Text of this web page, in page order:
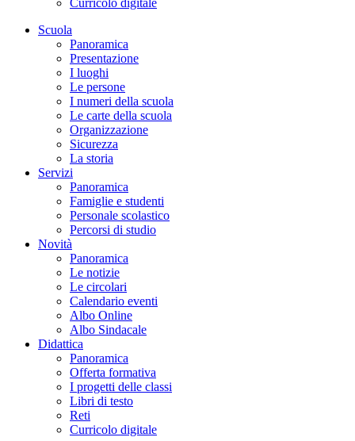
Scuola
Panoramica
Presentazione
I luoghi
Le persone
I numeri della scuola
Le carte della scuola
Organizzazione
Sicurezza
La storia
Servizi
Panoramica
Famiglie e studenti
Personale scolastico
Percorsi di studio
Novità
Panoramica
Le notizie
Le circolari
Calendario eventi
Albo Online
Albo Sindacale
Didattica
Panoramica
Offerta formativa
I progetti delle classi
Libri di testo
Reti
Curricolo digitale